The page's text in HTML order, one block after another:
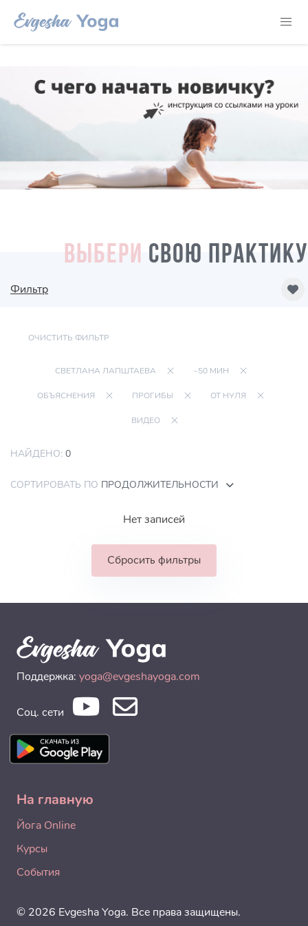
ВЫБЕРИ СВОЮ ПРАКТИКУ
Фильтр
ОЧИСТИТЬ ФИЛЬТР
СВЕТЛАНА ЛАПШТАЕВА ~50 МИН
ОБЪЯСНЕНИЯ ПРОГИБЫ ОТ НУЛЯ
ВИДЕО
НАЙДЕНО: 0
СОРТИРОВАТЬ ПО ПРОДОЛЖИТЕЛЬНОСТИ
Нет записей
Сбросить фильтры
Поддержка: yoga@evgeshayoga.com
Соц. сети
На главную
Йога Online
Курсы
События
© 2026 Evgesha Yoga. Все права защищены.